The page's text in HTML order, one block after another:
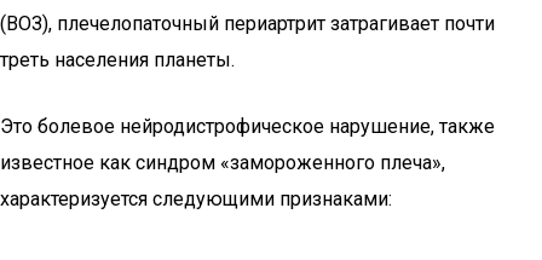
(ВОЗ), плечелопаточный периартрит затрагивает почти
треть населения планеты.
Это болевое нейродистрофическое нарушение, также
известное как синдром «замороженного плеча»,
характеризуется следующими признаками: